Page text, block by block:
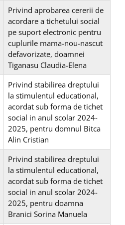
Privind aprobarea cererii de
acordare a tichetului social
pe suport electronic pentru
cuplurile mama-nou-nascut
defavorizate, doamnei
Tiganasu Claudia-Elena
Privind stabilirea dreptului
la stimulentul educational,
acordat sub forma de tichet
social in anul scolar 2024-
2025, pentru domnul Bitca
Alin Cristian
Privind stabilirea dreptului
la stimulentul educational,
acordat sub forma de tichet
social in anul scolar 2024-
2025, pentru doamna
Branici Sorina Manuela